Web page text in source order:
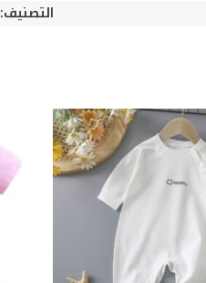
التصنيف: